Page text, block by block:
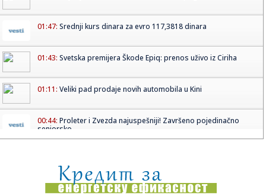
01:47: Srednji kurs dinara za evro 117,3818 dinara
01:43: Svetska premijera Škode Epiq: prenos uživo iz Ciriha
01:11: Veliki pad prodaje novih automobila u Kini
00:44: Proleter i Zvezda najuspešniji! Završeno pojedinačno
seniorsko...
00:33:Dogodilo se na današnji datum, 12. maj